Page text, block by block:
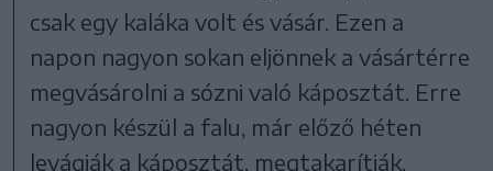
csak egy kaláka volt és vásár. Ezen a
napon nagyon sokan eljönnek a vásártérre
megvásárolni a sózni való káposztát. Erre
nagyon készül a falu, már előző héten
levágják a káposztát, megtakarítják,